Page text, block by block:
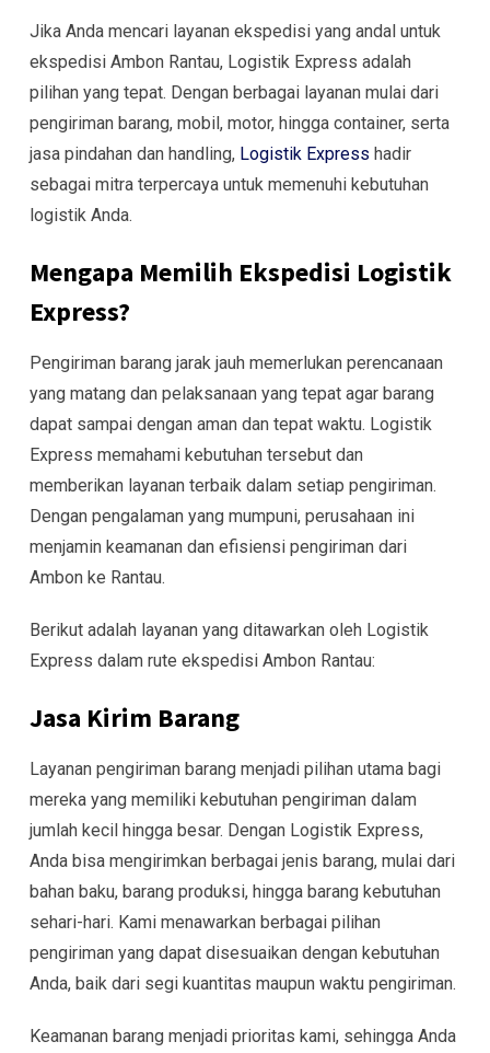
Jika Anda mencari layanan ekspedisi yang andal untuk
ekspedisi Ambon Rantau, Logistik Express adalah
pilihan yang tepat. Dengan berbagai layanan mulai dari
pengiriman barang, mobil, motor, hingga container, serta
jasa pindahan dan handling, Logistik Express hadir
sebagai mitra terpercaya untuk memenuhi kebutuhan
logistik Anda.
Mengapa Memilih Ekspedisi Logistik
Express?
Pengiriman barang jarak jauh memerlukan perencanaan
yang matang dan pelaksanaan yang tepat agar barang
dapat sampai dengan aman dan tepat waktu. Logistik
Express memahami kebutuhan tersebut dan
memberikan layanan terbaik dalam setiap pengiriman.
Dengan pengalaman yang mumpuni, perusahaan ini
menjamin keamanan dan efisiensi pengiriman dari
Ambon ke Rantau.
Berikut adalah layanan yang ditawarkan oleh Logistik
Express dalam rute ekspedisi Ambon Rantau:
Jasa Kirim Barang
Layanan pengiriman barang menjadi pilihan utama bagi
mereka yang memiliki kebutuhan pengiriman dalam
jumlah kecil hingga besar. Dengan Logistik Express,
Anda bisa mengirimkan berbagai jenis barang, mulai dari
bahan baku, barang produksi, hingga barang kebutuhan
sehari-hari. Kami menawarkan berbagai pilihan
pengiriman yang dapat disesuaikan dengan kebutuhan
Anda, baik dari segi kuantitas maupun waktu pengiriman.
Keamanan barang menjadi prioritas kami, sehingga Anda